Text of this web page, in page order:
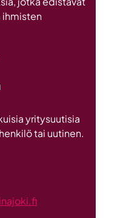
ihmisten
yritysuutisia
tai uutinen.